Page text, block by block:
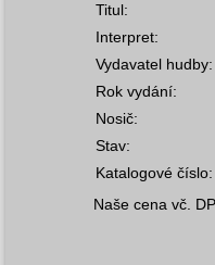
Titul:
Interpret:
Vydavatel hudby:
Rok vydání:
Nosič:
Stav:
Katalogové číslo:
Naše cena vč.